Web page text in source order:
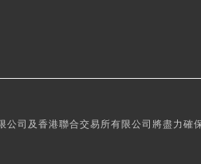
公司及香港聯合交易所有限公司將盡力確